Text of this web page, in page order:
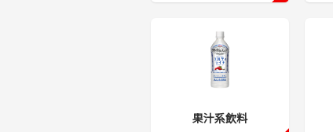
果汁系飲料